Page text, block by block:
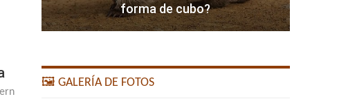
forma de cubo?
🖼️ GALERÍA DE FOTOS